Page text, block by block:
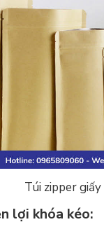
Túi zipper giấy
lợi khóa kéo: